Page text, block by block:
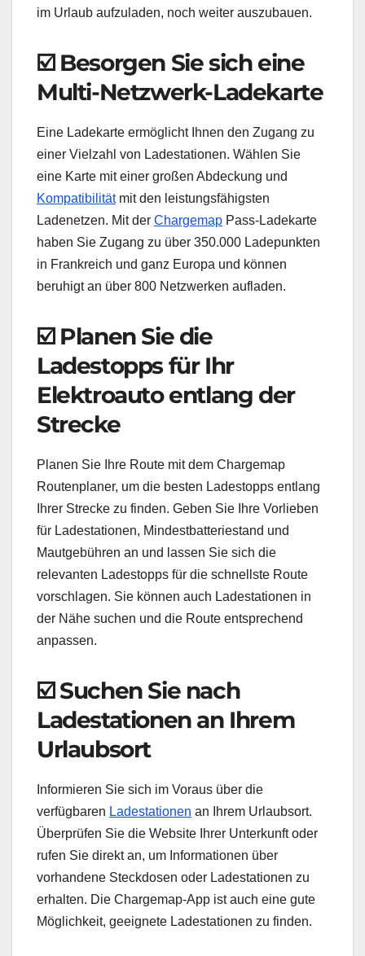
im Urlaub aufzuladen, noch weiter auszubauen.
☑️ Besorgen Sie sich eine
Multi-Netzwerk-Ladekarte
Eine Ladekarte ermöglicht Ihnen den Zugang zu
einer Vielzahl von Ladestationen. Wählen Sie
eine Karte mit einer großen Abdeckung und
Kompatibilitätmit den leistungsfähigsten
Ladenetzen. Mit der Chargemap Pass-Ladekarte
haben Sie Zugang zu über 350.000 Ladepunkten
in Frankreich und ganz Europa und können
beruhigt an über 800 Netzwerken aufladen.
☑️ Planen Sie die
Ladestopps für Ihr
Elektroauto entlang der
Strecke
Planen Sie Ihre Route mit dem Chargemap
Routenplaner, um die besten Ladestopps entlang
Ihrer Strecke zu finden. Geben Sie Ihre Vorlieben
für Ladestationen, Mindestbatteriestand und
Mautgebühren an und lassen Sie sich die
relevanten Ladestopps für die schnellste Route
vorschlagen. Sie können auch Ladestationen in
der Nähe suchen und die Route entsprechend
anpassen.
☑️ Suchen Sie nach
Ladestationen an Ihrem
Urlaubsort
Informieren Sie sich im Voraus über die
verfügbaren Ladestationen an Ihrem Urlaubsort.
Überprüfen Sie die Website Ihrer Unterkunft oder
rufen Sie direkt an, um Informationen über
vorhandene Steckdosen oder Ladestationen zu
erhalten. Die Chargemap-App ist auch eine gute
Möglichkeit, geeignete Ladestationen zu finden.